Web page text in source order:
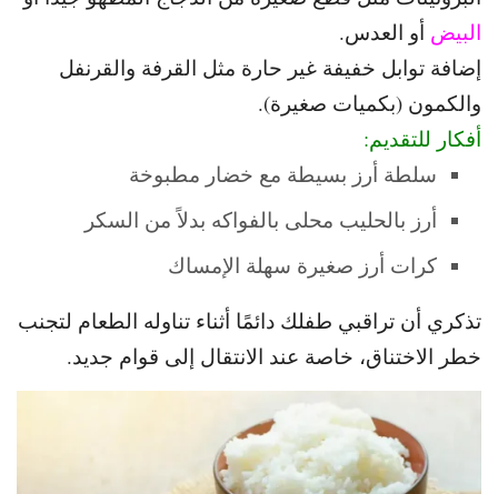
البيض أو العدس.
إضافة توابل خفيفة غير حارة مثل القرفة والقرنفل
والكمون (بكميات صغيرة).
أفكار للتقديم:
سلطة أرز بسيطة مع خضار مطبوخة
أرز بالحليب محلى بالفواكه بدلاً من السكر
كرات أرز صغيرة سهلة الإمساك
تذكري أن تراقبي طفلك دائمًا أثناء تناوله الطعام لتجنب
خطر الاختناق، خاصة عند الانتقال إلى قوام جديد.